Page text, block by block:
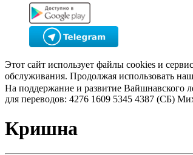
Этот сайт использует файлы cookies и
обслуживания. Продолжая использовать
На поддержание и развитие Вайшнавского
для переводов: 4276 1609 5345 4387 (СБ)
Кришна